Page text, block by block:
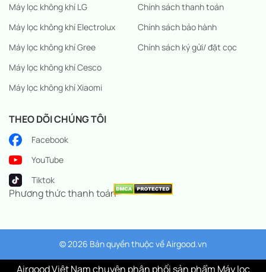
Máy lọc không khí LG
Máy lọc không khí Electrolux
Máy lọc không khí Gree
Máy lọc không khí Cesco
Máy lọc không khí Xiaomi
Chính sách thanh toán
Chính sách bảo hành
Chính sách ký gửi/ đặt cọc
THEO DÕI CHÚNG TÔI
Facebook
YouTube
Tiktok
Phương thức thanh toán
© 2026 Bản quyền thuộc vềAirgood.vn
Airgood Việt Nam chuyên phân phối sản phẩm Máy lọc